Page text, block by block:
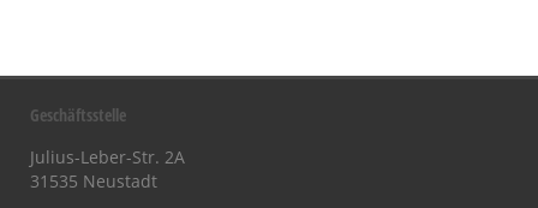
Geschäftsstelle
Julius-Leber-Str. 2A
31535 Neustadt